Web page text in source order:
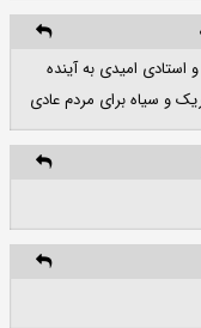
امیدی به آینده
و سیاه برای مردم عادی